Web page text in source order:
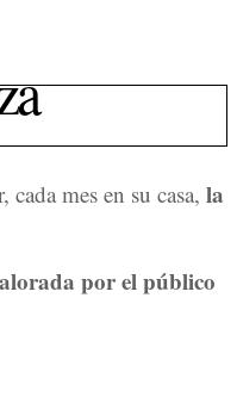
cada mes en su casa,la
por el público